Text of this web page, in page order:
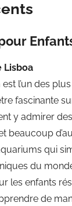
Lisboa
l’un des
fascinante
y admirer
beaucoup
qui
du monde
les enfants
de